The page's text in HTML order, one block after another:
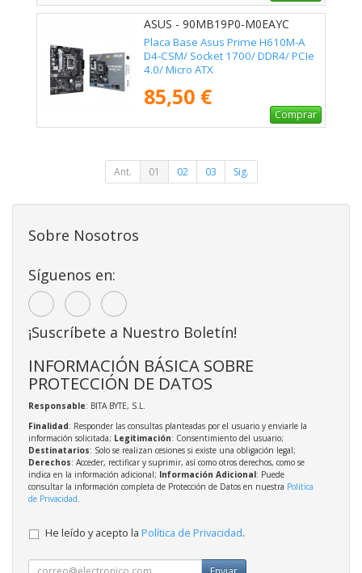
ASUS - 90MB19P0-M0EAYC
Placa Base Asus Prime H610M-A
D4-CSM/ Socket 1700/ DDR4/ PCIe
4.0/ Micro ATX
85,50 €
Comprar
Ant. 01 02 03 Sig.
Sobre Nosotros
Síguenos en:
¡Suscríbete a Nuestro Boletín!
INFORMACIÓN BÁSICA SOBRE
PROTECCIÓN DE DATOS
Responsable: BITA BYTE, S.L.
Finalidad: Responder las consultas planteadas por el usuario y enviarle la
información solicitada; Legitimación: Consentimiento del usuario;
Destinatarios: Solo se realizan cesiones si existe una obligación legal;
Derechos: Acceder, rectificar y suprimir, así como otros derechos, como se
indica en la información adicional; Información Adicional: Puede
consultar la información completa de Protección de Datos en nuestra Política
de Privacidad
He leído y acepto la Política de Privacidad.